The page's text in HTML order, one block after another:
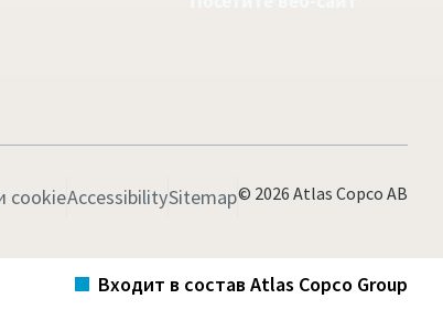
cookieAccessibilitySitemap© 2026 Atlas Copco AB
Входит в состав Atlas Copco Group